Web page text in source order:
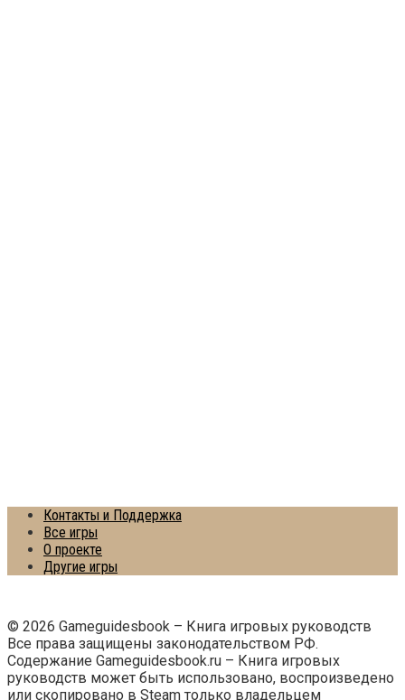
Контакты и Поддержка
Все игры
О проекте
Другие игры
© 2026 Gameguidesbook – Книга игровых руководств
Все права защищены законодательством РФ.
Содержание Gameguidesbook.ru – Книга игровых
руководств может быть использовано, воспроизведено
или скопировано в Steam только владельцем